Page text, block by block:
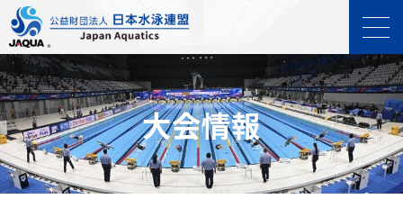
⼤会情報